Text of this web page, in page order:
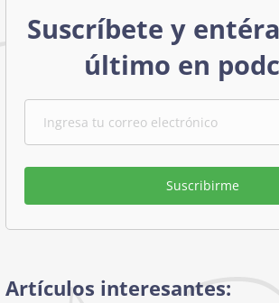
Suscríbete y
último en
Suscribirme
Artículos interesantes: